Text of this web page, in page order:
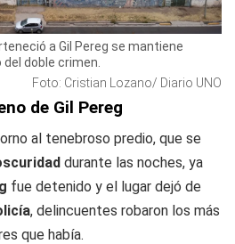
a Gil Pereg se mantiene
doble crimen.
Foto: Cristian Lozano/ Diario UNO
de Gil Pereg
al tenebroso predio, que se
durante las noches, ya
fue detenido y el lugar dejó de
, delincuentes robaron los más
que había.